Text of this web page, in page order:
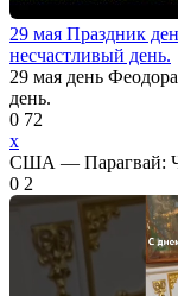
29 мая Праздник
несчастливый день.
29 мая день
день.
0 72
x
США — Парагвай:
0 2